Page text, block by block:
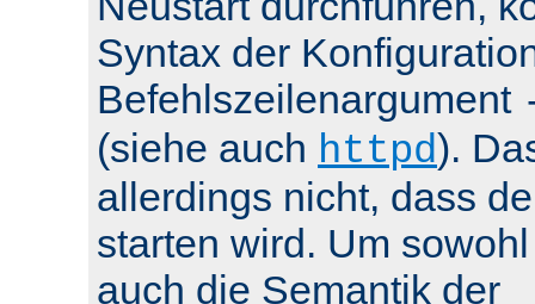
Syntax der
Befehlszeilenargument
(siehe auch httpd).
allerdings nicht, dass
starten wird. Um
auch die Semantik der